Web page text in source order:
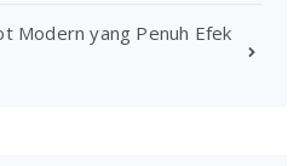
Modern yang Penuh Efek